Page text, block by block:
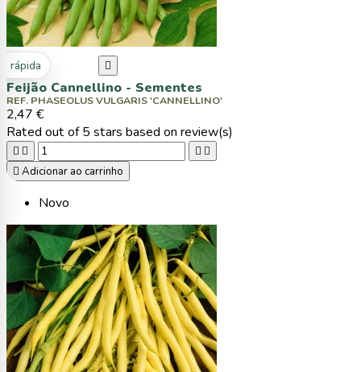
rápida 
Feijão Cannellino - Sementes
REF. PHASEOLUS VULGARIS 'CANNELLINO'
2,47 €
Rated out of 5 stars based on review(s)
   
 Adicionar ao carrinho
Novo